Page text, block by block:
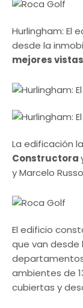
Hurlingham: El
desde la
mejores
La edificación
Constructora
y Marcelo
El edificio
que van desde
ambientes de
cubiertas y